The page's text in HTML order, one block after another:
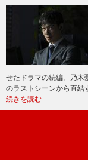
せたドラマの続編。乃木
のラストシーンから直結
続きを読む